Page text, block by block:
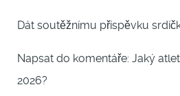
Dát soutěžnímu příspěvku
Napsat do komentáře: Jaký
2026?